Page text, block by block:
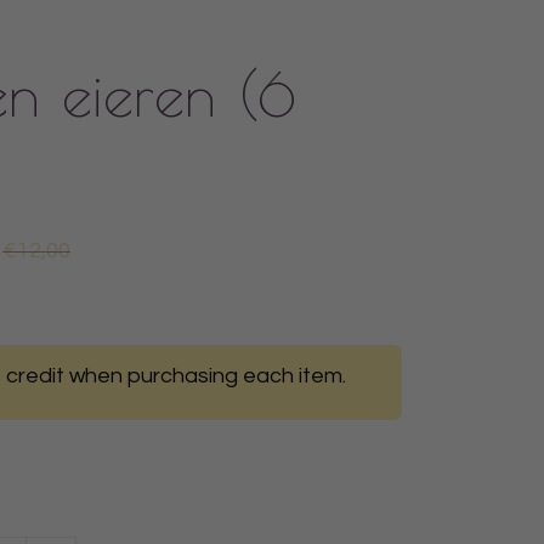
eieren (6
€12,00
when purchasing each item.